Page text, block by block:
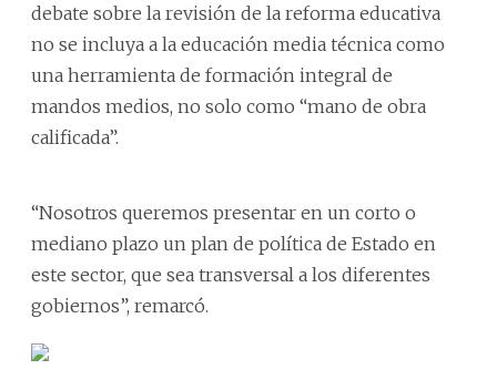
debate sobre la revisión de la reforma educativa
no se incluya a la educación media técnica como
una herramienta de formación integral de
mandos medios, no solo como “mano de obra
calificada”.
“Nosotros queremos presentar en un corto o
mediano plazo un plan de política de Estado en
este sector, que sea transversal a los diferentes
gobiernos”, remarcó.